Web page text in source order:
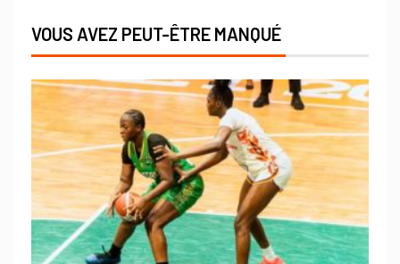
VOUS AVEZ PEUT-ÊTRE MANQUÉ